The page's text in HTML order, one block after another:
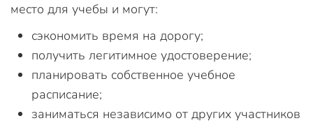
место для учебы и могут:
сэкономить время на дорогу;
получить легитимное удостоверение;
планировать собственное учебное
расписание;
заниматься независимо от других участников